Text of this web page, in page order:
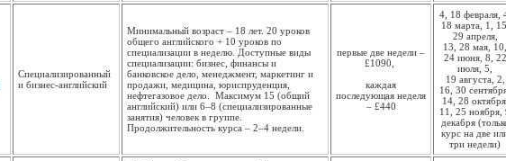
Специализи­рованный
и бизнес-английский
Минимальный возраст – 18 лет. 20 уроков
общего английского + 10 уроков по
специализации в неделю. Доступные виды
специализации: бизнес, финансы и
банковское дело, менеджмент, маркетинг и
продажи, медицина, юриспруденция,
нефтегазовое дело. Максимум 15 (общий
английский) или 6–8 (специализированные
занятия) человек в группе.
Продолжительность курса – 2–4 недели.
первые две недели –
£1090,
каждая
последующая неделя
– £440
4, 18 февраля,
18 марта, 1, 15,
29 апреля,
13, 28 мая, 10,
24 июня, 8, 22
июля, 5,
19 августа, 2,
16, 30
14, 28 октября,
11, 25 ноября,
декабря
курс на две
три недели)